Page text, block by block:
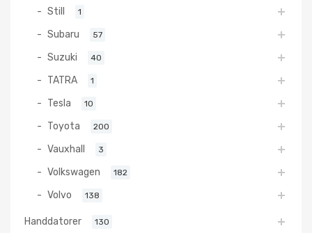
Still 1
Subaru 57
Suzuki 40
TATRA 1
Tesla 10
Toyota 200
Vauxhall 3
Volkswagen 182
Volvo 138
Handdatorer 130